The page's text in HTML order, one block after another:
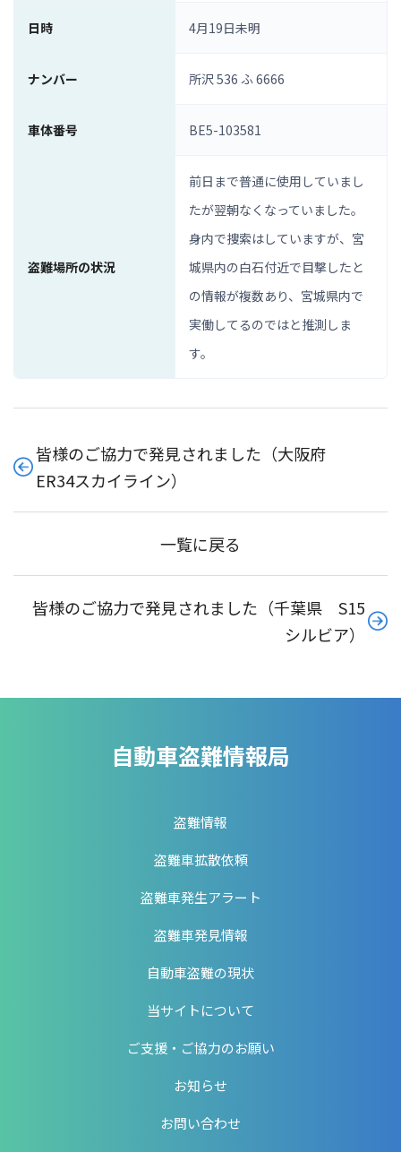
日時 4月19日未明
ナンバー 所沢 536 ふ 6666
車体番号 BE5-103581
盗難場所の状況
前日まで普通に使用していまし
たが翌朝なくなっていました。
身内で捜索はしていますが、宮
城県内の白石付近で目撃したと
の情報が複数あり、宮城県内で
実働してるのではと推測しま
す。
皆様のご協力で発見されました（大阪府
ER34スカイライン）
一覧に戻る
皆様のご協力で発見されました（千葉県 S15
シルビア）
自動車盗難情報局
盗難情報
盗難車拡散依頼
盗難車発生アラート
盗難車発見情報
自動車盗難の現状
当サイトについて
ご支援・ご協力のお願い
お知らせ
お問い合わせ